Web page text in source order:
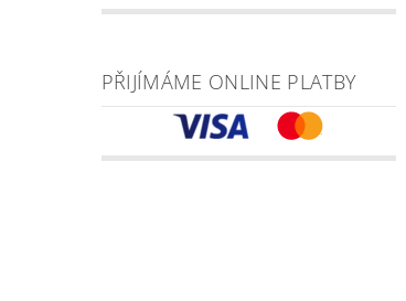
PŘIJÍMÁME ONLINE PLATBY